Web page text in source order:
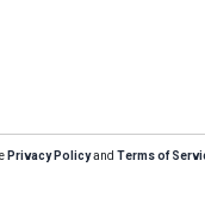
Privacy Policyand Terms of